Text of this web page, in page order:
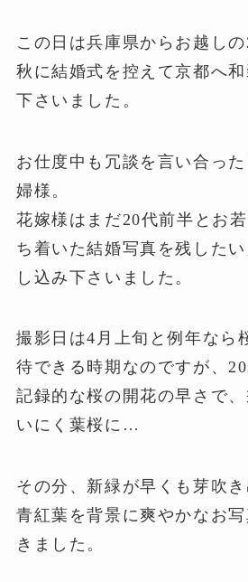
この日は兵庫県からお越しの
秋に結婚式を控えて京都へ
下さいました。
お仕度中も冗談を言い合っ
婦様。
花嫁様はまだ20代前半とお
ち着いた結婚写真を残した
し込み下さいました。
撮影日は4月上旬と例年なら
待できる時期なのですが、
記録的な桜の開花の早さで
いにく葉桜に…
その分、新緑が早くも芽吹き
青紅葉を背景に爽やかなお
きました。